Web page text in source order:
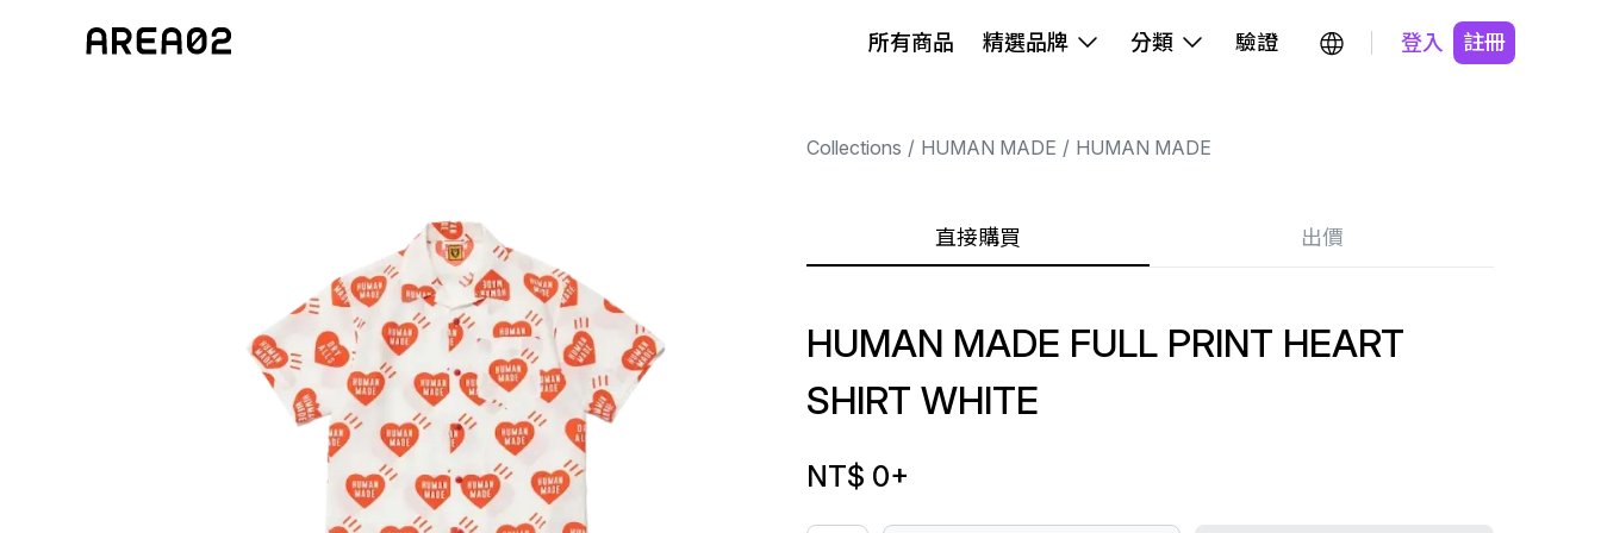
所有商品 精選品牌 分類 驗證 登入 註冊
Collections HUMAN MADE HUMAN MADE
直接購買 出價
HUMAN MADE FULL PRINT HEART
SHIRT WHITE
NT$ 0+